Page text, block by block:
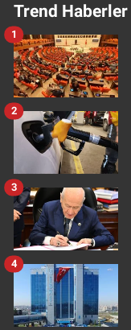
Trend Haberler
1
2
3
4